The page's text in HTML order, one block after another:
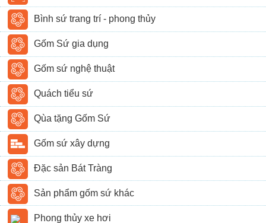
Bình sứ trang trí - phong thủy
Gốm Sứ gia dụng
Gốm sứ nghệ thuật
Quách tiểu sứ
Qùa tặng Gốm Sứ
Gốm sứ xây dựng
Đặc sản Bát Tràng
Sản phẩm gốm sứ khác
Phong thủy xe hơi